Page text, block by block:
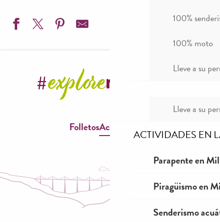
100%
100% moto
Lleve a su
Lleve a su
ACTIVIDADES EN
Parapente en
Piragüismo en
Senderismo
2e édition - Marchés estivaux nocturnes des artisans et
Repas campagnard Compeyre
Cours de vitrail formule découverte et initiation - Lola
Marchés de producteurs et d'artisans d'été à Liaucous ou
Vide grenier de Saint-Germain
Festival de poche "Qui l'eût cru?" Théâtre de rue -
Vide grenier - Puces de l'été
L'Élan du Chœur, une nouvelle chorale à Millau
FolletosAccesibilidad